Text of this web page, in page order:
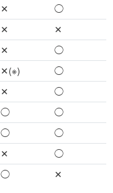
✕
◯
✕
✕
✕
◯
✕(※)
◯
✕
◯
◯
◯
◯
◯
✕
◯
◯ ✕